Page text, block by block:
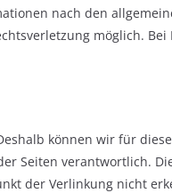
nach den
möglich. Bei
können wir für
Seiten verantwortlich.
der Verlinkung nicht